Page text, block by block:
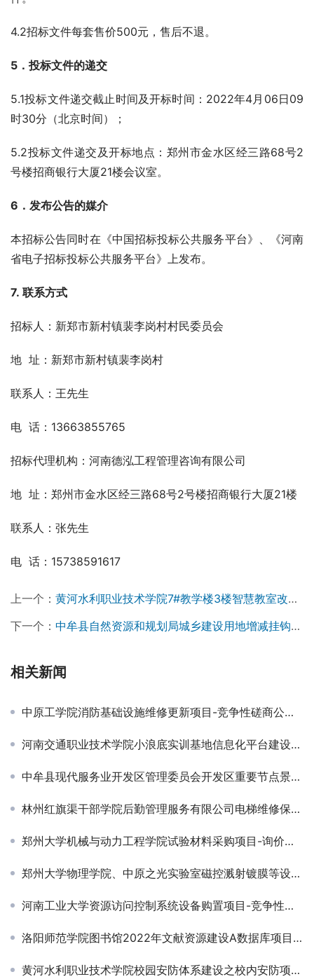
4.2招标文件每套售价500元，售后不退。
5．投标文件的递交
5.1投标文件递交截止时间及开标时间：2022年4月06日09
时30分（北京时间）；
5.2投标文件递交及开标地点：郑州市金水区经三路68号2
号楼招商银行大厦21楼会议室。
6．发布公告的媒介
本招标公告同时在《中国招标投标公共服务平台》、《河南
省电子招标投标公共服务平台》上发布。
7. 联系方式
招标人：新郑市新村镇裴李岗村村民委员会
地  址：新郑市新村镇裴李岗村
联系人：王先生
电  话：13663855765
招标代理机构：河南德泓工程管理咨询有限公司
地  址：郑州市金水区经三路68号2号楼招商银行大厦21楼
联系人：张先生
电  话：15738591617
上一个： 黄河水利职业技术学院7#教学楼3楼智慧教室改造项目竞争性磋商公告
下一个： 中牟县自然资源和规划局城乡建设用地增减挂钩项目技术服务单位招标公告
相关新闻
中原工学院消防基础设施维修更新项目-竞争性磋商公告￼
河南交通职业技术学院小浪底实训基地信息化平台建设项目竞争性磋商公告
中牟县现代服务业开发区管理委员会开发区重要节点景观提升工程设计项目招标公告￼
林州红旗渠干部学院后勤管理服务有限公司电梯维修保养服务项目竞争性磋商公告￼
郑州大学机械与动力工程学院试验材料采购项目-询价公告￼
郑州大学物理学院、中原之光实验室磁控溅射镀膜等设备采购项目-询价公告
河南工业大学资源访问控制系统设备购置项目-竞争性磋商公告
洛阳师范学院图书馆2022年文献资源建设A数据库项目单一来源采购邀请函
黄河水利职业技术学院校园安防体系建设之校内安防项目竞争性磋商公告￼